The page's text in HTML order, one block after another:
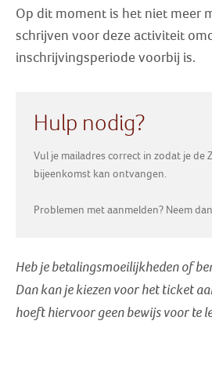
Op dit moment is het niet meer
schrijven voor deze activiteit
inschrijvingsperiode voorbij is.
Hulp nodig?
Vul je mailadres correct in zodat je de
bijeenkomst kan ontvangen.
Problemen met aanmelden? Neem
Heb je betalingsmoeilijkheden of
Dan kan je kiezen voor het ticket
hoeft hiervoor geen bewijs voor te